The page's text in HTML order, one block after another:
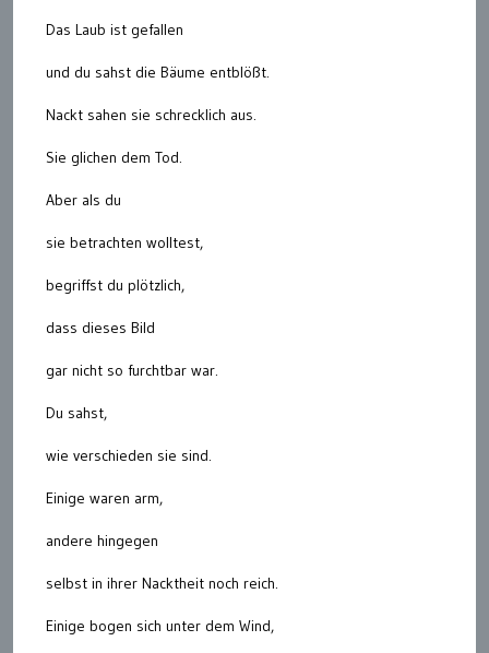
Das Laub ist gefallen
und du sahst die Bäume entblößt.
Nackt sahen sie schrecklich aus.
Sie glichen dem Tod.
Aber als du
sie betrachten wolltest,
begriffst du plötzlich,
dass dieses Bild
gar nicht so furchtbar war.
Du sahst,
wie verschieden sie sind.
Einige waren arm,
andere hingegen
selbst in ihrer Nacktheit noch reich.
Einige bogen sich unter dem Wind,